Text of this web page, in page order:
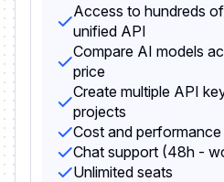
Access to hundreds
unified API
Compare AI models
price
Create multiple API
projects
Cost and
Chat support (48h -
Unlimited seats